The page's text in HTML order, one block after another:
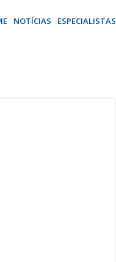
NOTÍCIAS ESPECIALISTAS